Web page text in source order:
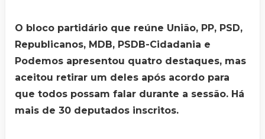
O bloco partidário que reúne União, PP, PSD,
Republicanos, MDB, PSDB-Cidadania e
Podemos apresentou quatro destaques, mas
aceitou retirar um deles após acordo para
que todos possam falar durante a sessão. Há
mais de 30 deputados inscritos.